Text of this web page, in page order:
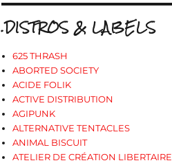
.DISTROS & LABELS
625 THRASH
ABORTED SOCIETY
ACIDE FOLIK
ACTIVE DISTRIBUTION
AGIPUNK
ALTERNATIVE TENTACLES
ANIMAL BISCUIT
ATELIER DE CRÉATION LIBERTAIRE